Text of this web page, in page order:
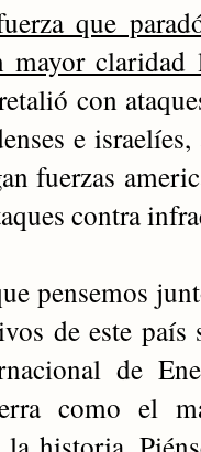
que
mayor
con
e
fuerzas
contra
pensemos
de este país
de
como el